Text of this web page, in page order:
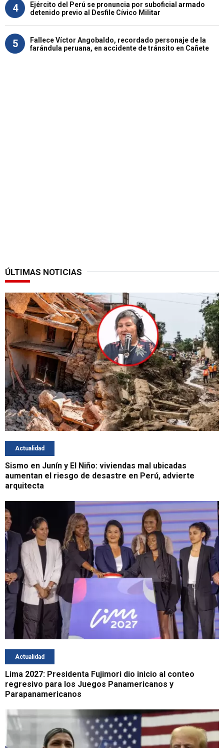
4
Ejército del Perú se pronuncia por suboficial armado
detenido previo al Desfile Cívico Militar
5
Fallece Víctor Angobaldo, recordado personaje de la
farándula peruana, en accidente de tránsito en Cañete
ÚLTIMAS NOTICIAS
Actualidad
Sismo en Junín y El Niño: viviendas mal ubicadas
aumentan el riesgo de desastre en Perú, advierte
arquitecta
Actualidad
Lima 2027: Presidenta Fujimori dio inicio al conteo
regresivo para los Juegos Panamericanos y
Parapanamericanos